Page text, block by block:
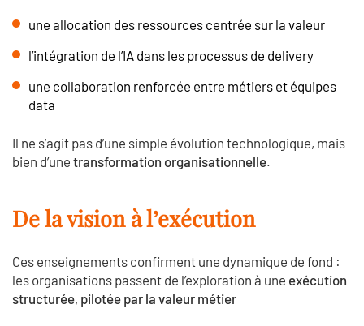
une allocation des ressources centrée sur la valeur
l’intégration de l’IA dans les processus de delivery
une collaboration renforcée entre métiers et équipes
data
Il ne s’agit pas d’une simple évolution technologique, mais
bien d’une transformation organisationnelle.
De la vision à l’exécution
Ces enseignements confirment une dynamique de fond :
les organisations passent de l’exploration à une exécution
structurée, pilotée par la valeur métier